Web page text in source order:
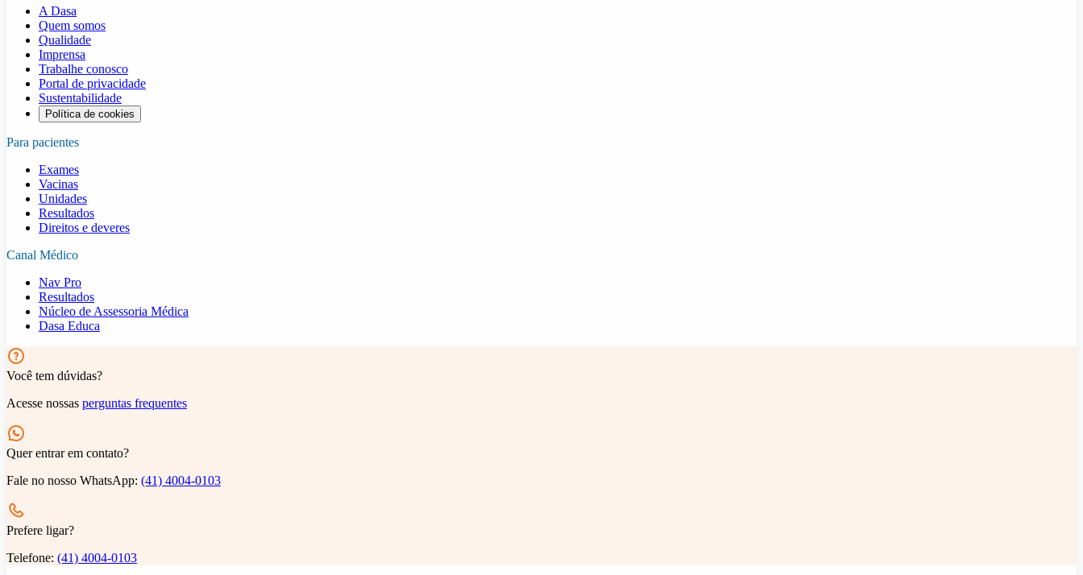
A Dasa
Quem somos
Qualidade
Imprensa
Trabalhe conosco
Portal de privacidade
Sustentabilidade
Política de cookies
Para pacientes
Exames
Vacinas
Unidades
Resultados
Direitos e deveres
Canal Médico
Nav Pro
Resultados
Núcleo de Assessoria Médica
Dasa Educa
Você tem dúvidas?
Acesse nossas perguntas frequentes
Quer entrar em contato?
Fale no nosso WhatsApp: (41) 4004-0103
Prefere ligar?
Telefone: (41) 4004-0103